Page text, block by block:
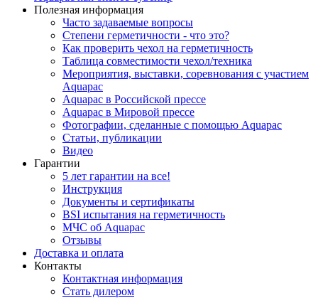
Полезная информация
Часто задаваемые вопросы
Степени герметичности - что это?
Как проверить чехол на герметичность
Таблица совместимости чехол/техника
Мероприятия, выставки, соревнования с участием
Aquapac
Aquapac в Российской прессе
Aquapac в Мировой прессе
Фотографии, сделанные с помощью Aquapac
Статьи, публикации
Видео
Гарантии
5 лет гарантии на все!
Инструкция
Документы и сертификаты
BSI испытания на герметичность
МЧС об Aquapac
Отзывы
Доставка и оплата
Контакты
Контактная информация
Стать дилером